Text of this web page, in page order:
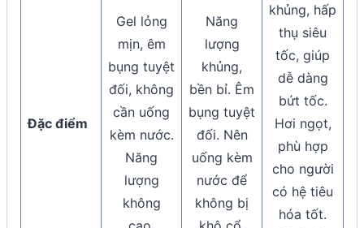
Đặc điểm
Gel lỏng
mịn, êm
bụng tuyệt
đối, không
cần uống
kèm nước.
Năng
lượng
không
Năng
lượng
khủng,
bền bỉ. Êm
bụng tuyệt
đối. Nên
uống kèm
nước để
không bị
khủng, hấp
thụ siêu
tốc, giúp
dễ dàng
bứt tốc.
Hơi ngọt,
phù hợp
cho người
có hệ tiêu
hóa tốt.